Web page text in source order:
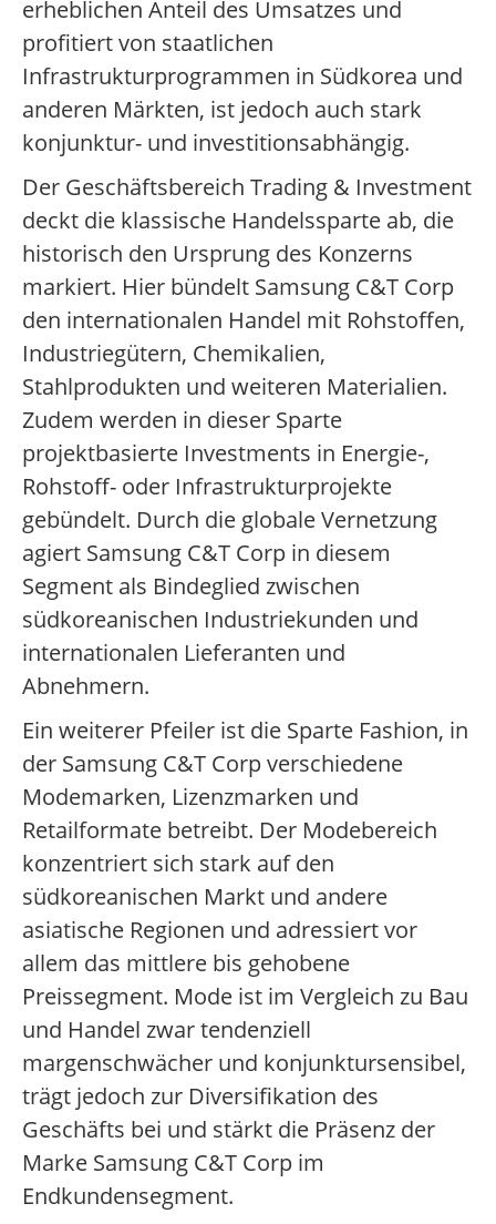
erheblichen Anteil des Umsatzes und
profitiert von staatlichen
Infrastrukturprogrammen in Südkorea und
anderen Märkten, ist jedoch auch stark
konjunktur- und investitionsabhängig.
Der Geschäftsbereich Trading & Investment
deckt die klassische Handelssparte ab, die
historisch den Ursprung des Konzerns
markiert. Hier bündelt Samsung C&T Corp
den internationalen Handel mit Rohstoffen,
Industriegütern, Chemikalien,
Stahlprodukten und weiteren Materialien.
Zudem werden in dieser Sparte
projektbasierte Investments in Energie-,
Rohstoff- oder Infrastrukturprojekte
gebündelt. Durch die globale Vernetzung
agiert Samsung C&T Corp in diesem
Segment als Bindeglied zwischen
südkoreanischen Industriekunden und
internationalen Lieferanten und
Abnehmern.
Ein weiterer Pfeiler ist die Sparte Fashion, in
der Samsung C&T Corp verschiedene
Modemarken, Lizenzmarken und
Retailformate betreibt. Der Modebereich
konzentriert sich stark auf den
südkoreanischen Markt und andere
asiatische Regionen und adressiert vor
allem das mittlere bis gehobene
Preissegment. Mode ist im Vergleich zu Bau
und Handel zwar tendenziell
margenschwächer und konjunktursensibel,
trägt jedoch zur Diversifikation des
Geschäfts bei und stärkt die Präsenz der
Marke Samsung C&T Corp im
Endkundensegment.